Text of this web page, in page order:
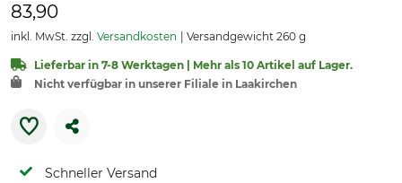
83,90
inkl. MwSt. zzgl. Versandkosten Versandgewicht 260 g
Lieferbar in 7-8 Werktagen | Mehr als 10 Artikel auf Lager.
Nicht verfügbar in unserer Filiale in Laakirchen
Schneller Versand